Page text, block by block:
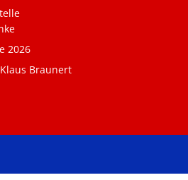
2026
Braunert